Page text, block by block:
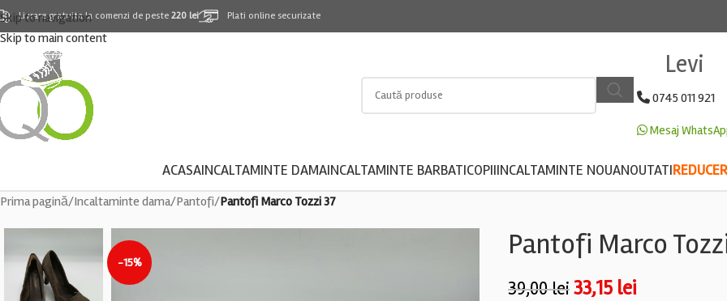
Skip to navigation
Skip to main content
Livrare gratuita la comenzi de peste 220 lei Plati online securizate
Levi
0745 011 921
Mesaj
ACASAINCALTAMINTE DAMAINCALTAMINTE BARBATICOPIIINCALTAMINTE NOUANOUTATI
Prima pagină/Incaltaminte dama/Pantofi/Pantofi Marco Tozzi 37
-15%
Pantofi Marco
39,00lei33,15 lei